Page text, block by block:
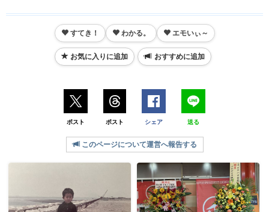
すてき！ わかる。 エモいぃ～
お気に入りに追加 おすすめに追加
ポスト ポスト シェア 送る
このページについて運営へ報告する